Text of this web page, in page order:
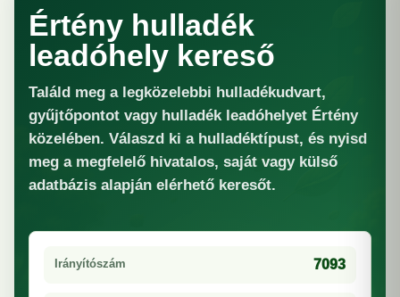
Értény hulladék
leadóhely kereső
Találd meg a legközelebbi hulladékudvart,
gyűjtőpontot vagy hulladék leadóhelyet Értény
közelében. Válaszd ki a hulladéktípust, és nyisd
meg a megfelelő hivatalos, saját vagy külső
adatbázis alapján elérhető keresőt.
Irányítószám 7093